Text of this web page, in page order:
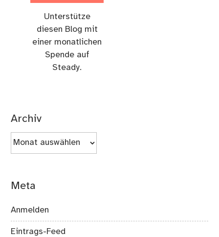
Unterstütze
diesen Blog mit
einer monatlichen
Spende auf
Steady.
Archiv
Archiv
Meta
Anmelden
Eintrags-Feed